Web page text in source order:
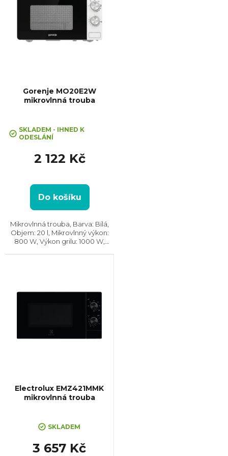
Gorenje MO20E2W
mikrovlnná trouba
SKLADEM - IHNED K
ODESLÁNÍ
2 122 Kč
Do košíku
Mikrovlnná trouba, Barva: Bílá,
Objem: 20 l, Mikrovlnný výkon:
800 W, Výkon grilu: 1000 W,
Electrolux EMZ421MMK
mikrovlnná trouba
SKLADEM
3 657 Kč